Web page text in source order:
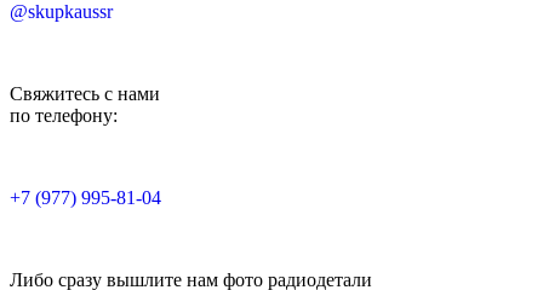
@skupkaussr
Свяжитесь с нами
по телефону:
+7 (977) 995-81-04
Либо сразу вышлите нам фото радиодетали